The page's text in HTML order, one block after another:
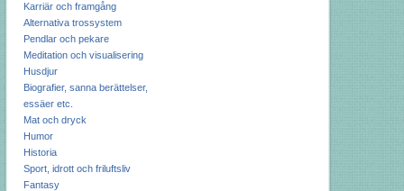
Karriär och framgång
Alternativa trossystem
Pendlar och pekare
Meditation och visualisering
Husdjur
Biografier, sanna berättelser,
essäer etc.
Mat och dryck
Humor
Historia
Sport, idrott och friluftsliv
Fantasy